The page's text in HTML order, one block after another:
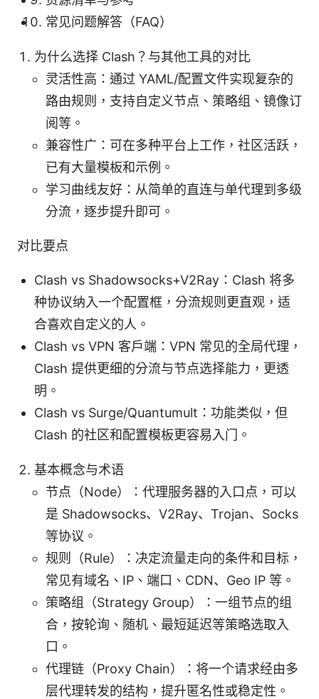
常见问题解答（FAQ）
为什么选择 Clash？与其他工具的对比
灵活性高：通过 YAML/配置文件实现复杂的
路由规则，支持自定义节点、策略组、镜像订
阅等。
兼容性广：可在多种平台上工作，社区活跃，
已有大量模板和示例。
学习曲线友好：从简单的直连与单代理到多级
分流，逐步提升即可。
对比要点
Clash vs Shadowsocks+V2Ray：Clash 将多
种协议纳入一个配置框，分流规则更直观，适
合喜欢自定义的人。
Clash vs VPN 客户端：VPN 常见的全局代理，
Clash 提供更细的分流与节点选择能力，更透
明。
Clash vs Surge/Quantumult：功能类似，但
Clash 的社区和配置模板更容易入门。
基本概念与术语
节点（Node）：代理服务器的入口点，可以
是 Shadowsocks、V2Ray、Trojan、Socks
等协议。
规则（Rule）：决定流量走向的条件和目标，
常见有域名、IP、端口、CDN、Geo IP 等。
策略组（Strategy Group）：一组节点的组
合，按轮询、随机、最短延迟等策略选取入
口。
代理链（Proxy Chain）：将一个请求经由多
层代理转发的结构，提升匿名性或稳定性。